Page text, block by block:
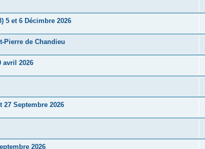
5 et 6 Décimbre 2026
Pierre de Chandieu
avril 2026
27 Septembre 2026
2026